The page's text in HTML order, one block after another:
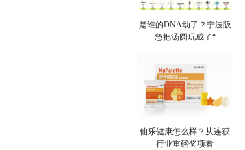
是谁的DNA动了？宁波阪
急把汤圆玩成了“
仙乐健康怎么样？从连获
行业重磅奖项看